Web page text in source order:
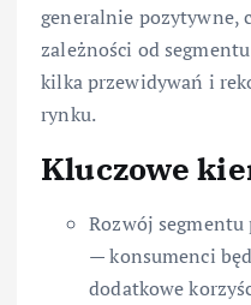
generalnie pozytywne,
zależności od
kilka przewidywań i
rynku.
Kluczowe
Rozwój
— konsumenci
dodatkowe